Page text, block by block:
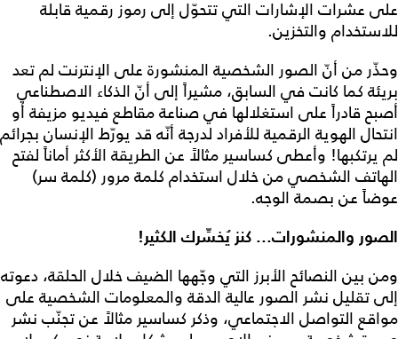
على عشرات الإشارات التي تتحوّل إلى رموز رقمية قابلة
للاستخدام والتخزين.
وحذّر من أنّ الصور الشخصية المنشورة على الإنترنت لم تعد
بريئة كما كانت في السابق، مشيراً إلى أنّ الذكاء الاصطناعي
أصبح قادراً على استغلالها في صناعة مقاطع فيديو مزيفة أو
انتحال الهوية الرقمية للأفراد لدرجة أنّه قد يورّط الإنسان بجرائم
لم يرتكبها! وأعطى كساسير مثالاً عن الطريقة الأكثر أماناً لفتح
الهاتف الشخصي من خلال استخدام كلمة مرور (كلمة سر)
عوضاً عن بصمة الوجه.
الصور والمنشورات... كنز يُخسِّرك الكثير!
ومن بين النصائح الأبرز التي وجّهها الضيف خلال الحلقة، دعوته
إلى تقليل نشر الصور عالية الدقة والمعلومات الشخصية على
مواقع التواصل الاجتماعي، وذكر كساسير مثالاً عن تجنّب نشر